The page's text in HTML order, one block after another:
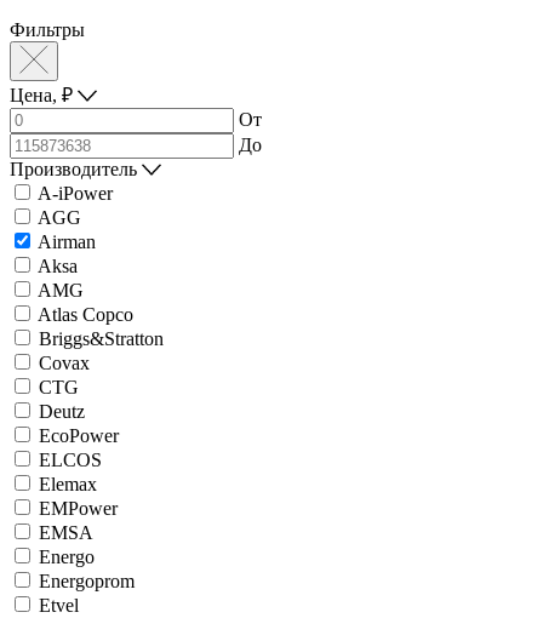
Фильтры
Цена, ₽
От
До
Производитель
A-iPower
AGG
Airman
Aksa
AMG
Atlas Copco
Briggs&Stratton
Covax
CTG
Deutz
EcoPower
ELCOS
Elemax
EMPower
EMSA
Energo
Energoprom
Etvel